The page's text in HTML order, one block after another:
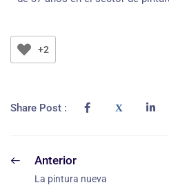
+2
Share Post :
Anterior
La pintura nueva